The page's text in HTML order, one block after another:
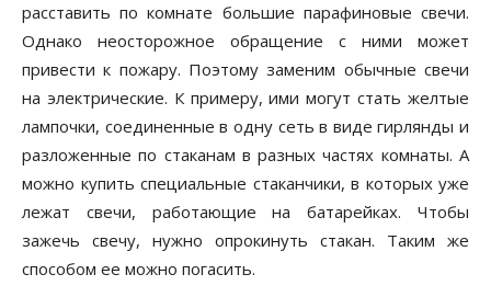
расставить по комнате большие парафиновые свечи.
Однако неосторожное обращение с ними может
привести к пожару. Поэтому заменим обычные свечи
на электрические. К примеру, ими могут стать желтые
лампочки, соединенные в одну сеть в виде гирлянды и
разложенные по стаканам в разных частях комнаты. А
можно купить специальные стаканчики, в которых уже
лежат свечи, работающие на батарейках. Чтобы
зажечь свечу, нужно опрокинуть стакан. Таким же
способом ее можно погасить.